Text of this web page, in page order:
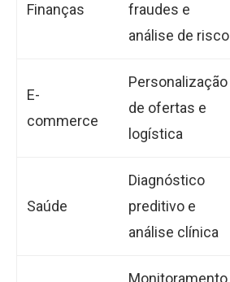
Finanças
fraudes e
análise de risco
E-
commerce
Personalização
de ofertas e
logística
Saúde
Diagnóstico
preditivo e
análise clínica
Monitoramento